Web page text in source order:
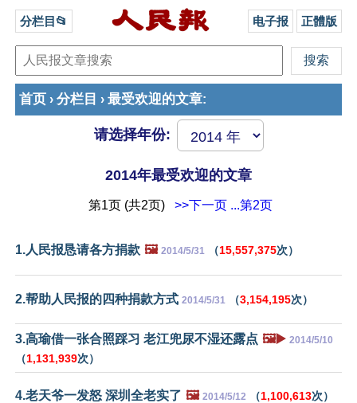
分栏目📂 电子报 正體版
首页 › 分栏目 › 最受欢迎的文章:
请选择年份:
2014年最受欢迎的文章
第1页 (共2页) >>下一页 ...第2页
1.人民报恳请各方捐款 🖼️ 2014/5/31 （15,557,375次）
2.帮助人民报的四种捐款方式 2014/5/31 （3,154,195次）
3.高瑜借一张合照踩习 老江兜尿不湿还露点 🖼️▶️ 2014/5/10
（1,131,939次）
4.老天爷一发怒 深圳全老实了 🖼️ 2014/5/12 （1,100,613次）